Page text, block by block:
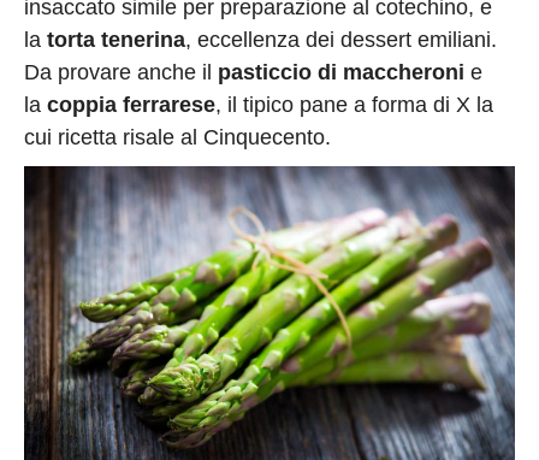
insaccato simile per preparazione al cotechino, e
la torta tenerina, eccellenza dei dessert emiliani.
Da provare anche il pasticcio di maccheroni e
la coppia ferrarese, il tipico pane a forma di X la
cui ricetta risale al Cinquecento.